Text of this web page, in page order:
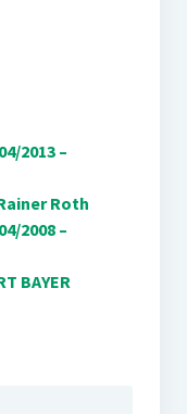
2013 –
Roth
2008 –
BAYER